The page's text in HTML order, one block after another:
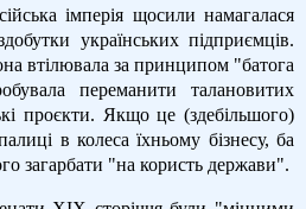
імперія щосили намагалася
українських підприємців.
втілювала за принципом "батога
переманити талановитих
проєкти. Якщо це (здебільшого)
в колеса їхньому бізнесу, ба
загарбати "на користь держави".